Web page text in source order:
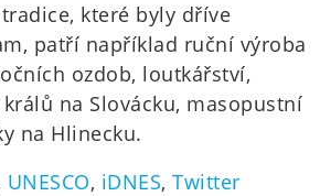
které byly dříve
patří například ruční výroba
ozdob, loutkářství,
na Slovácku, masopustní
na Hlinecku.
UNESCO, iDNES, Twitter